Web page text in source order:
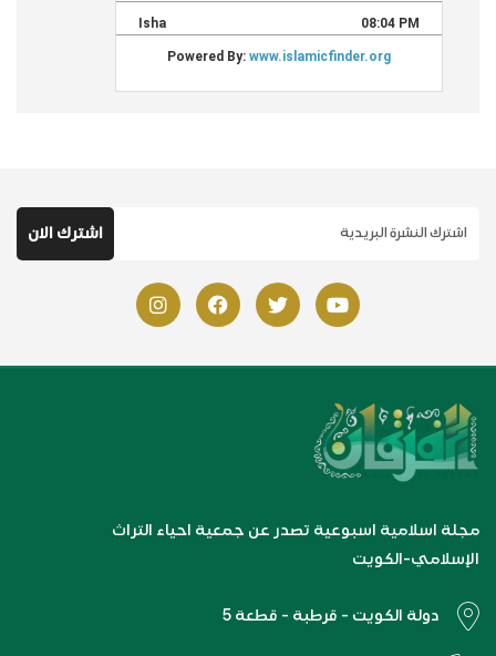
مجلة اسلامية اسبوعية تصدر عن جمعية احياء التراث
الإسلامي-الكويت
دولة الكويت - قرطبة - قطعة 5